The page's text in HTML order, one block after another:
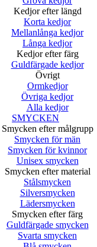
Kedjor efter längd
Korta kedjor
Mellanlånga kedjor
Långa kedjor
Kedjor efter färg
Guldfärgade kedjor
Övrigt
Ormkedjor
Övriga kedjor
Alla kedjor
SMYCKEN
Smycken efter målgrupp
Smycken för män
Smycken för kvinnor
Unisex smycken
Smycken efter material
Stålsmycken
Silversmycken
Lädersmycken
Smycken efter färg
Guldfärgade smycken
Svarta smycken